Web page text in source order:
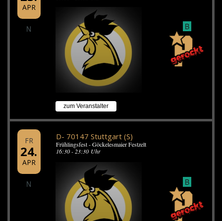
APR
N
zum Veranstalter
B
FR
24.
APR
N
D- 70147 Stuttgart (S)
Frühlingsfest - Göckelesmaier Festzelt
16:30 - 23:30 Uhr
B